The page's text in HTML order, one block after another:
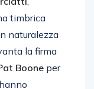
timbrica
naturalezza
la firma
Boone per